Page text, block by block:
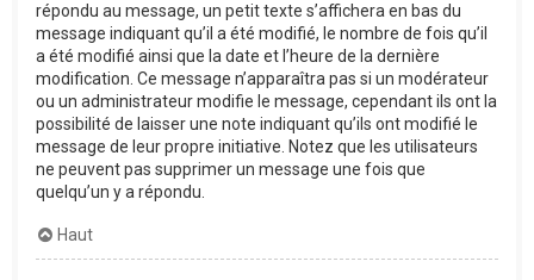
répondu au message, un petit texte s’affichera en bas du
message indiquant qu’il a été modifié, le nombre de fois qu’il
a été modifié ainsi que la date et l’heure de la dernière
modification. Ce message n’apparaîtra pas si un modérateur
ou un administrateur modifie le message, cependant ils ont la
possibilité de laisser une note indiquant qu’ils ont modifié le
message de leur propre initiative. Notez que les utilisateurs
ne peuvent pas supprimer un message une fois que
quelqu’un y a répondu.
Haut